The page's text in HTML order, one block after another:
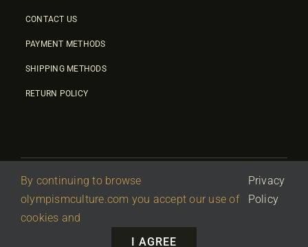
CONTACT US
PAYMENT METHODS
SHIPPING METHODS
RETURN POLICY
© 2026 • Olympic Culture Center • Powered By First Idea |
΄Terms Of Use|Privacy Policy
By continuing to browse
olympismculture.com you accept our use of
cookies and
Privacy
Policy
I AGREE